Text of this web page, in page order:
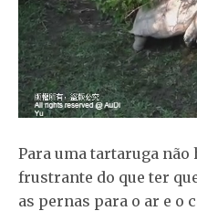
Para uma tartaruga não
frustrante do que ter
as pernas para o ar e o